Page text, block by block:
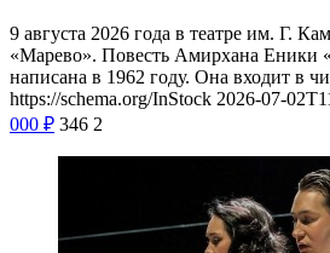
9 августа 2026 года в театре им. Г.
«Марево». Повесть Амирхана Еники
написана в 1962 году. Она входит в
https://schema.org/InStock 2026-07-
000 ₽ 346 2